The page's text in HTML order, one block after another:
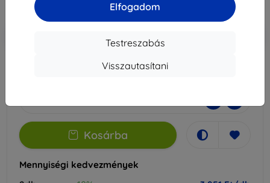
Elfogadom
Testreszabás
Visszautasítani
Ár ÁFA nelkül
Kosárba
Mennyiségi kedvezmények